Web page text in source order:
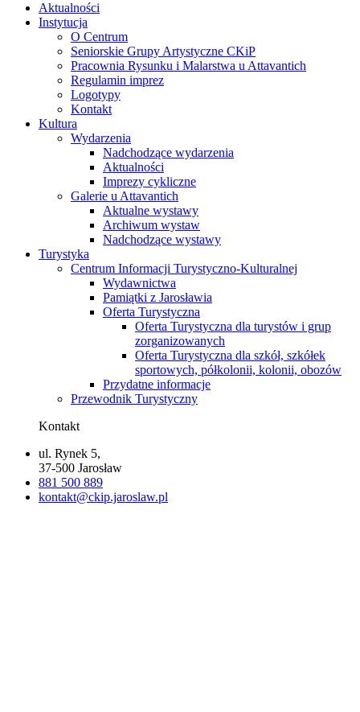
Aktualności
Instytucja
O Centrum
Seniorskie Grupy Artystyczne CKiP
Pracownia Rysunku i Malarstwa u Attavantich
Regulamin imprez
Logotypy
Kontakt
Kultura
Wydarzenia
Nadchodzące wydarzenia
Aktualności
Imprezy cykliczne
Galerie u Attavantich
Aktualne wystawy
Archiwum wystaw
Nadchodzące wystawy
Turystyka
Centrum Informacji Turystyczno-Kulturalnej
Wydawnictwa
Pamiątki z Jarosławia
Oferta Turystyczna
Oferta Turystyczna dla turystów i grup
zorganizowanych
Oferta Turystyczna dla szkół, szkółek
sportowych, półkolonii, kolonii, obozów
Przydatne informacje
Przewodnik Turystyczny
Kontakt
ul. Rynek 5,
37-500 Jarosław
881 500 889
kontakt@ckip.jaroslaw.pl